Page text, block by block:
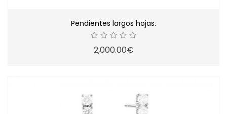
Pendientes largos hojas.
2,000.00€